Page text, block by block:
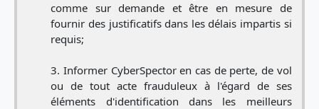
comme sur demande et être en mesure de
fournir des justificatifs dans les délais impartis si
requis;
Informer CyberSpector en cas de perte, de vol
ou de tout acte frauduleux à l'égard de ses
éléments d'identification dans les meilleurs